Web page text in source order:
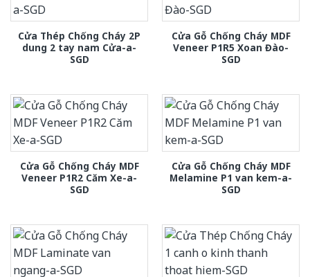
Cửa Thép Chống Cháy 2P
dung 2 tay nam Cửa-a-
SGD
Cửa Gỗ Chống Cháy MDF
Veneer P1R5 Xoan Đào-
SGD
Cửa Gỗ Chống Cháy MDF
Veneer P1R2 Căm Xe-a-
SGD
Cửa Gỗ Chống Cháy MDF
Melamine P1 van kem-a-
SGD